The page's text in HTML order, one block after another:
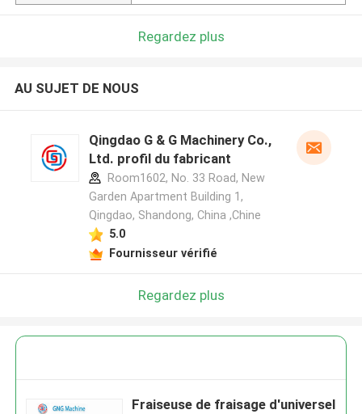
Regardez plus
AU SUJET DE NOUS
Qingdao G & G Machinery Co.,
Ltd. profil du fabricant
Room1602, No. 33 Road, New
Garden Apartment Building 1,
Qingdao, Shandong, China ,Chine
5.0
Fournisseur vérifié
Regardez plus
Fraiseuse de fraisage d'universel